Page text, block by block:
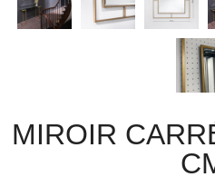
MIROIR